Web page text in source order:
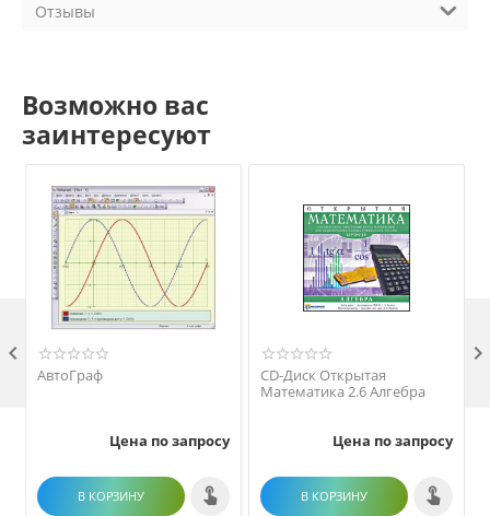
Отзывы
Возможно вас
заинтересуют
АвтоГраф
Цена по запросу
В КОРЗИНУ
CD-Диск Открытая
Математика 2.6 Алгебра
Цена по запросу
В КОРЗИНУ
 